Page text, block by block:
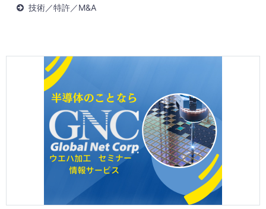
技術／特許／M&A